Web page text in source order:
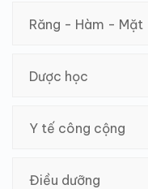
Răng - Hàm - Mặt
Dược học
Y tế công cộng
Điều dưỡng